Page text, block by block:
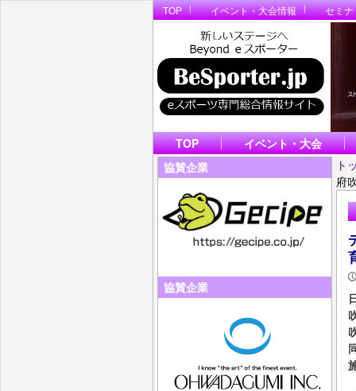
TOP イベント・大会情報 セミ
TOP
イベント・大会
協賛企業
協賛企業
ト
府
P